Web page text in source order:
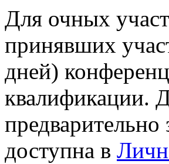
Для очных
принявших
дней)
квалификации.
предварительно
доступна в